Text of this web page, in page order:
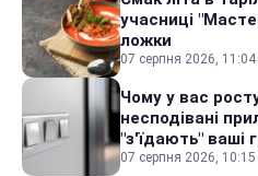
учасниці
ложки
07 серпня 2026, 11:04
Чому у вас
несподівані
"з'їдають" ваші
07 серпня 2026, 10:15